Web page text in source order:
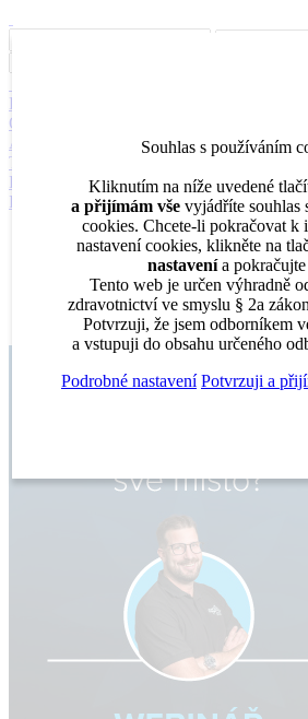
Kariérní poradenství
O nás
AKADEMIE
DENTAL BAZAR
TV
DentalJobs.czmenu search
Přihlásit
Inzerce
Pro inzerenty
Upozornění na nové pozice
Kariérní poradenství
Souhlas s používáním
Kliknutím na níže uvedené
a přijímám vše vyjádříte souhlas
cookies. Chcete-li pokračovat k
nastavení cookies, klikněte na
nastavenía pokračujte
Tento web je určen výhradně
zdravotnictví ve smyslu § 2a
Potvrzuji, že jsem odborníkem
a vstupuji do obsahu určeného
Podrobné nastavení Potvrzuji a